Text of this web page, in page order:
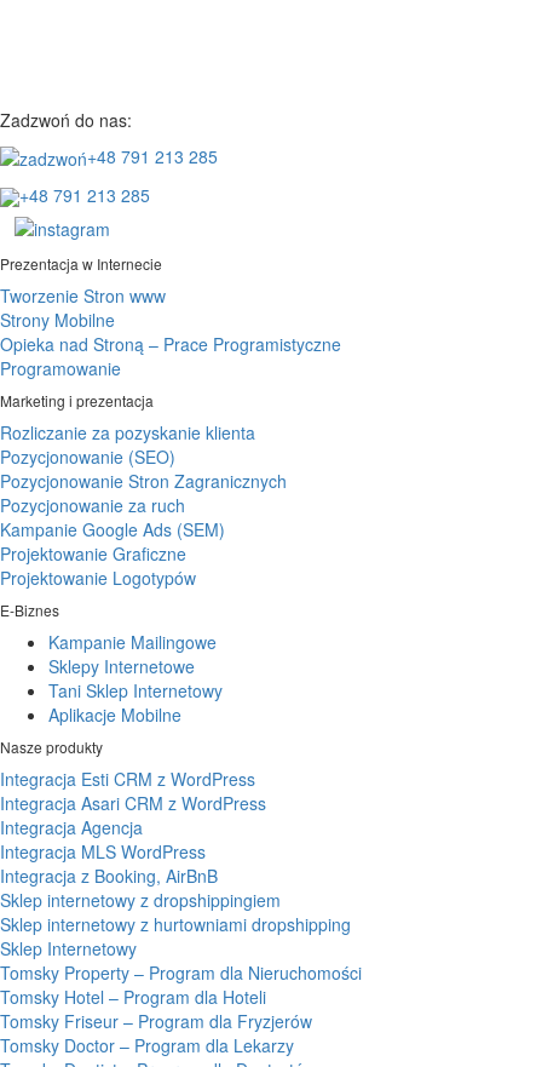
Zadzwoń do nas:
+48 791 213 285
+48 791 213 285
Prezentacja w Internecie
Tworzenie Stron www
Strony Mobilne
Opieka nad Stroną – Prace Programistyczne
Programowanie
Marketing i prezentacja
Rozliczanie za pozyskanie klienta
Pozycjonowanie (SEO)
Pozycjonowanie Stron Zagranicznych
Pozycjonowanie za ruch
Kampanie Google Ads (SEM)
Projektowanie Graficzne
Projektowanie Logotypów
E-Biznes
Kampanie Mailingowe
Sklepy Internetowe
Tani Sklep Internetowy
Aplikacje Mobilne
Nasze produkty
Integracja Esti CRM z WordPress
Integracja Asari CRM z WordPress
Integracja Agencja
Integracja MLS WordPress
Integracja z Booking, AirBnB
Sklep internetowy z dropshippingiem
Sklep internetowy z hurtowniami dropshipping
Sklep Internetowy
Tomsky Property – Program dla Nieruchomości
Tomsky Hotel – Program dla Hoteli
Tomsky Friseur – Program dla Fryzjerów
Tomsky Doctor – Program dla Lekarzy